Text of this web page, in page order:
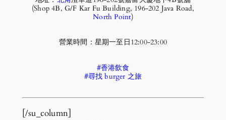
(Shop 4B, G/F Kar Fu Building, 196-202 Java Road,
North Point)
營業時間：星期一至日12:00-23:00
#香港飲食
#尋找 burger 之旅
[/su_column]